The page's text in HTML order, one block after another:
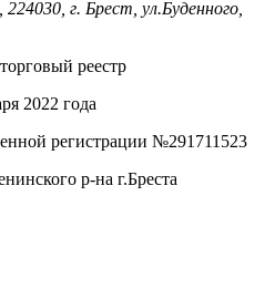
г. Брест, ул.Буденного,
реестр
2022 года
регистрации №291711523
р-на г.Бреста